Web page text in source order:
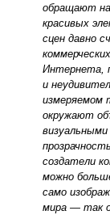
обращают на
красивых
сцен давно
Интернета,
и
измеряемом
окружают
создатели
можно
само
мира — так